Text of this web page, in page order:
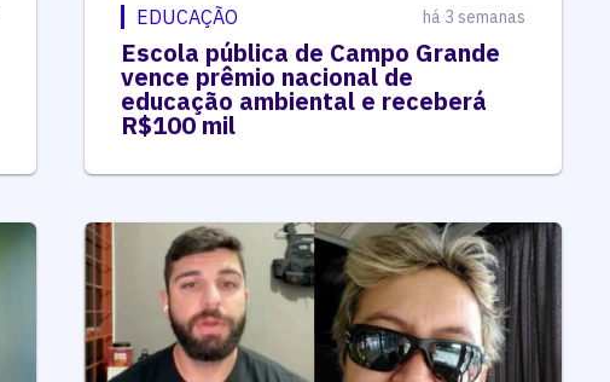
EDUCAÇÃO há 3 semanas
Escola pública de Campo Grande
vence prêmio nacional de
educação ambiental e receberá
R$100 mil